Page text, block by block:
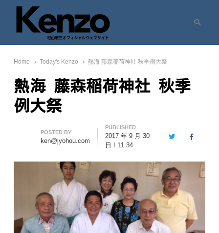
七転八起 – 村山憲三 Official Site
村山憲三ウェブサイト
Home Today's Kenzo 熱海 藤森稲荷神社 秋季例大祭
熱海 藤森稲荷神社 秋季
例大祭
Author
POSTED BY
ken@jyohou.com
PUBLISHED
2017 年 9 月 30
日
11:34
TwitterFacebook